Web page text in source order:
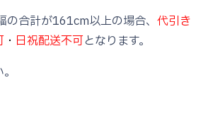
合計が161cm以上の場合、 代引き
・ 日祝配送不可となります。